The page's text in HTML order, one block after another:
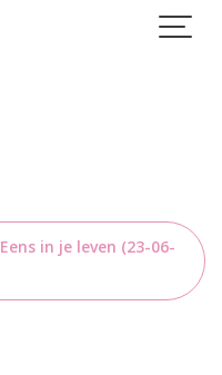
in je leven (23-06-